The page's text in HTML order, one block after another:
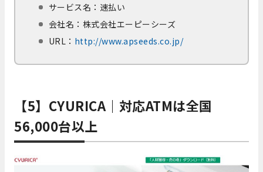
サービス名：速払い
会社名：株式会社エーピーシーズ
URL： http://www.apseeds.co.jp/
【5】CYURICA｜対応ATMは全国
56,000台以上